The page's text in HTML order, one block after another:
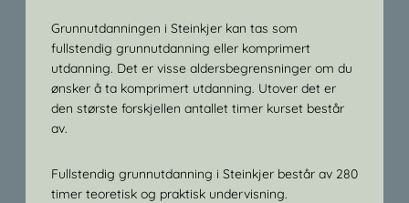
Grunnutdanningen i Steinkjer kan tas som
fullstendig grunnutdanning eller komprimert
utdanning. Det er visse aldersbegrensninger om du
ønsker å ta komprimert utdanning. Utover det er
den største forskjellen antallet timer kurset består
av.
Fullstendig grunnutdanning i Steinkjer består av 280
timer teoretisk og praktisk undervisning.